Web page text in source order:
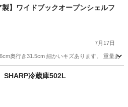
生活家電 AQUA
】ワイドブックオープンシェルフ
7月17日
奥行き31.5cm 細かいキズあります。 重量あ
収納家具
SHARP冷蔵庫502L